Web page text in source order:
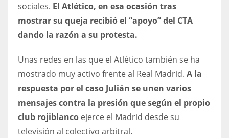
sociales. El Atlético, en esa ocasión tras
mostrar su queja recibió el “apoyo” del CTA
dando la razón a su protesta.
Unas redes en las que el Atlético también se ha
mostrado muy activo frente al Real Madrid. A la
respuesta por el caso Julián se unen varios
mensajes contra la presión que según el propio
club rojiblanco ejerce el Madrid desde su
televisión al colectivo arbitral.